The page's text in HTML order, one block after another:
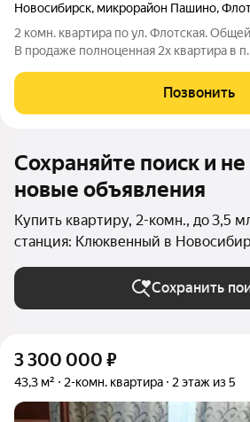
Новосибирск, микрорайон Пашино,
2 комн. квартира по ул. Флотская.
В продаже полноценная 2х квартира в
ремонта. В сан.узле на полу
Рядом с домом
Позвонить
Сохраняйте поиск и не
новые объявления
Купить квартиру, 2-комн., до 3,5
станция: Клюквенный в
Сохранить
3 300 000 ₽
43,3 м² 2-комн. квартира 2 этаж из 5